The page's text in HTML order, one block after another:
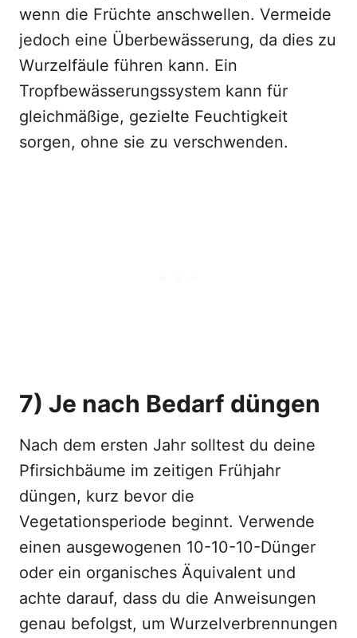
wenn die Früchte anschwellen. Vermeide
jedoch eine Überbewässerung, da dies zu
Wurzelfäule führen kann. Ein
Tropfbewässerungssystem kann für
gleichmäßige, gezielte Feuchtigkeit
sorgen, ohne sie zu verschwenden.
7) Je nach Bedarf düngen
Nach dem ersten Jahr solltest du deine
Pfirsichbäume im zeitigen Frühjahr
düngen, kurz bevor die
Vegetationsperiode beginnt. Verwende
einen ausgewogenen 10-10-10-Dünger
oder ein organisches Äquivalent und
achte darauf, dass du die Anweisungen
genau befolgst, um Wurzelverbrennungen